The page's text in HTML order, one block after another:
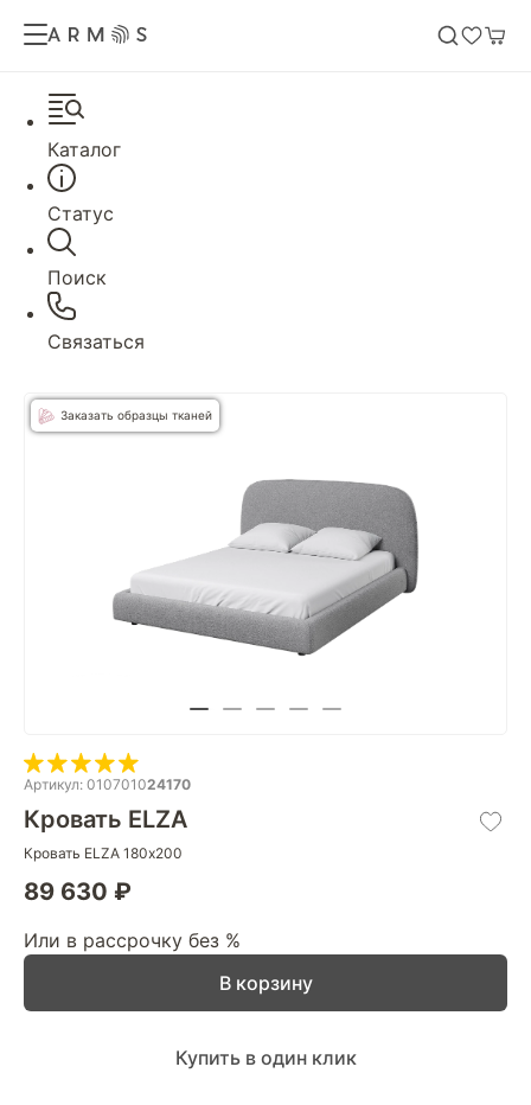
Каталог
Статус
Поиск
Связаться
Заказать образцы тканей
Артикул: 010701024170
Кровать ELZA
Кровать ELZA 180х200
89 630 ₽
Или в рассрочку без %
В корзину
Купить в один клик